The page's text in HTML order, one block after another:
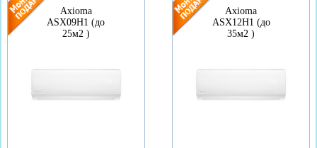
Axioma
ASX09H1 (до
25м2 )
Axioma
ASX12H1 (до
35м2 )